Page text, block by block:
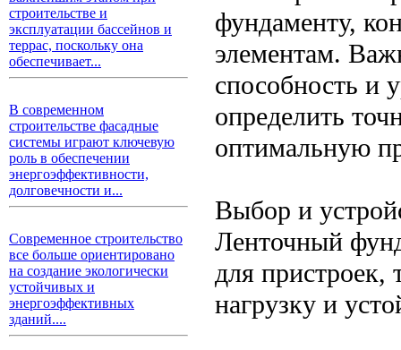
строительстве и
эксплуатации бассейнов и
террас, поскольку она
обеспечивает...
В современном
строительстве фасадные
системы играют ключевую
роль в обеспечении
энергоэффективности,
долговечности и...
Современное строительство
все больше ориентировано
на создание экологически
устойчивых и
энергоэффективных
зданий....
фундаменту,
элементам.
способность и
определить
оптимальную
Выбор и
Ленточный
для пристроек,
нагрузку и